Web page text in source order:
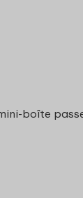
boîte